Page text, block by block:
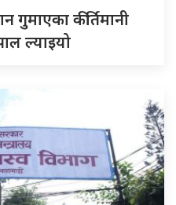
गुमाएका कीर्तिमानी
ल्याइयो